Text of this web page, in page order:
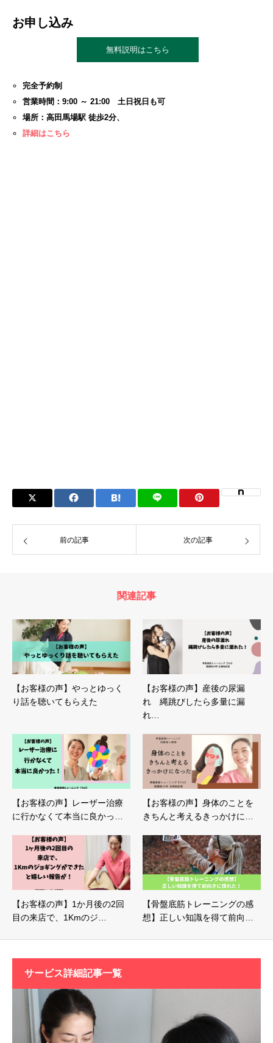
お申し込み
無料説明はこちら
完全予約制
営業時間：9:00 ～ 21:00 土日祝日も可
場所：高田馬場駅 徒歩2分、
詳細はこちら
前の記事 次の記事
関連記事
【お客様の声】やっとゆっく
り話を聴いてもらえた
【お客様の声】産後の尿漏
れ 縄跳びしたら多量に漏
れ…
【お客様の声】レーザー治療
に行かなくて本当に良かっ…
【お客様の声】身体のことを
きちんと考えるきっかけに…
【お客様の声】1か月後の2回
目の来店で、1Kmのジ…
【骨盤底筋トレーニングの感
想】正しい知識を得て前向…
サービス詳細記事一覧